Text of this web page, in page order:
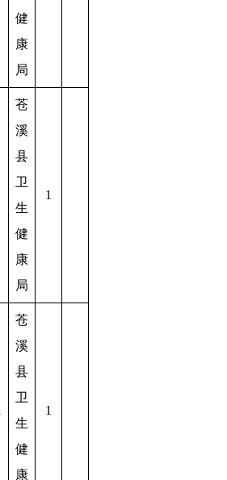
健
康
局
苍
溪
县
卫
生
健
康
局
1
苍
溪
县
卫
生
健
康
1